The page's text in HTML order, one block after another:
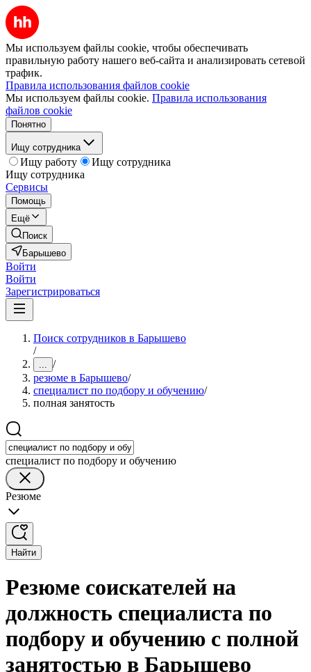
Мы используем файлы cookie, чтобы обеспечивать
правильную работу нашего веб-сайта и анализировать сетевой
трафик.
Правила использования файлов cookie
Мы используем файлы cookie. Правила использования
файлов cookie
Понятно
Ищу сотрудника
Ищу работу
Ищу сотрудника
Ищу сотрудника
Сервисы
Помощь
Ещё
Поиск
Барышево
Войти
Войти
Зарегистрироваться
Поиск сотрудников в Барышево
/
... /
резюме в Барышево/
специалист по подбору и обучению/
полная занятость
специалист по подбору и обучению
Резюме
Найти
Резюме соискателей на
должность специалиста по
подбору и обучению с полной
занятостью в Барышево